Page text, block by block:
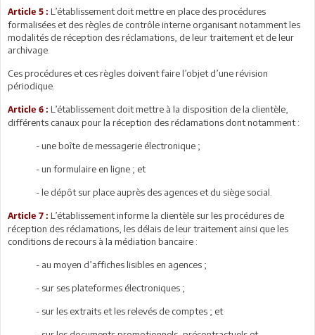
Article 5 : L’établissement doit mettre en place des procédures
formalisées et des règles de contrôle interne organisant notamment les
modalités de réception des réclamations, de leur traitement et de leur
archivage.
Ces procédures et ces règles doivent faire l’objet d’une révision
périodique.
Article 6 : L’établissement doit mettre à la disposition de la clientèle,
différents canaux pour la réception des réclamations dont notamment :
- une boîte de messagerie électronique ;
- un formulaire en ligne ; et
- le dépôt sur place auprès des agences et du siège social.
Article 7 : L’établissement informe la clientèle sur les procédures de
réception des réclamations, les délais de leur traitement ainsi que les
conditions de recours à la médiation bancaire :
- au moyen d’affiches lisibles en agences ;
- sur ses plateformes électroniques ;
- sur les extraits et les relevés de comptes ; et